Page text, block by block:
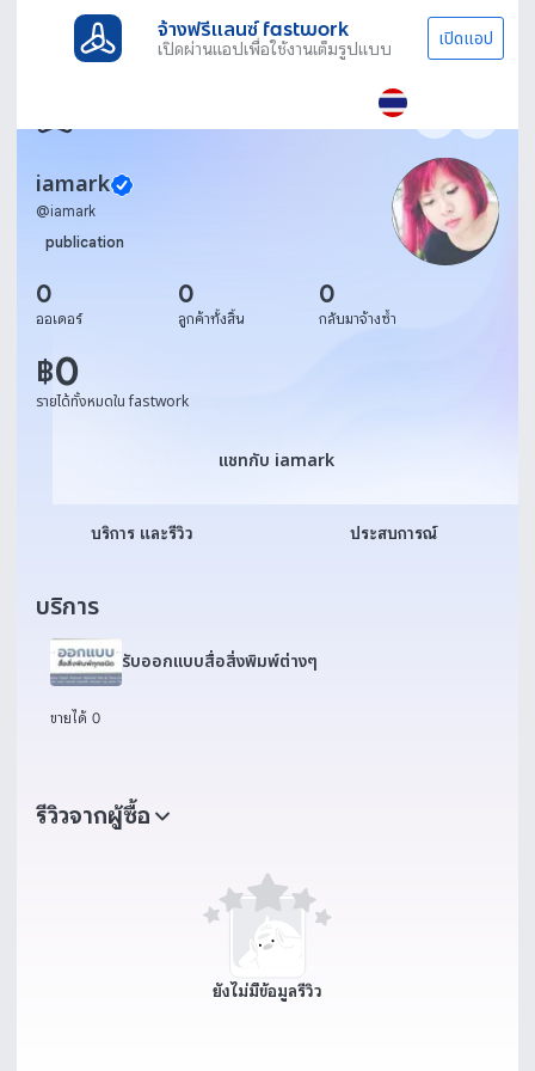
จ้างฟรีแลนซ์ fastwork
เปิดผ่านแอปเพื่อใช้งานเต็มรูปแบบ เปิดแอป
iamark
@iamark
publication
0
ออเดอร์
0
ลูกค้าทั้งสิ้น
0
กลับมาจ้างซ้ำ
฿0
รายได้ทั้งหมดใน fastwork
แชทกับ iamark
แชทกับ iamark
บริการ และรีวิว ประสบการณ์
บริการ
รับออกแบบสื่อสิ่งพิมพ์ต่างๆ
ขายได้ 0
รีวิวจากผู้ซื้อ
ยังไม่มีข้อมูลรีวิว